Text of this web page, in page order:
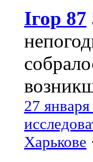
Ігор 87
27
Харькове